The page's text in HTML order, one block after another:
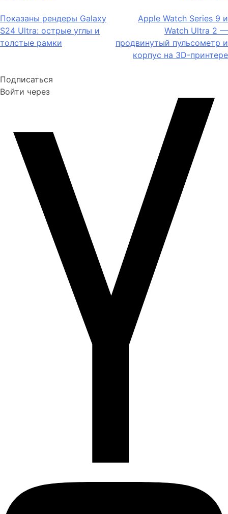
записям
Показаны рендеры Galaxy
S24 Ultra: острые углы и
толстые рамки
Apple Watch Series 9 и
Watch Ultra 2 —
продвинутый пульсометр и
корпус на 3D-принтере
Подписаться
Войти через